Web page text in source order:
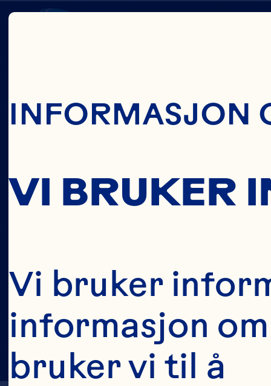
INFORMASJON
VI BRUKER
Vi bruker
informasjon
bruker vi til å